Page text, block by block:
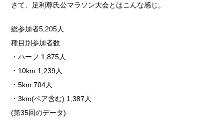
さて、足利尊氏公マラソン大会とはこんな感じ。
総参加者5,205人
種目別参加者数
・ハーフ 1,875人
・10km 1,239人
・5km 704人
・3km(ペア含む) 1,387人
(第35回のデータ)